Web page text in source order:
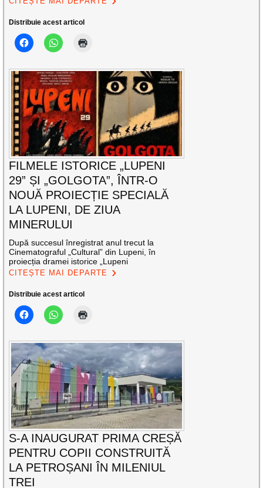
Distribuie acest articol
FILMELE ISTORICE „LUPENI
29” ȘI „GOLGOTA”, ÎNTR-O
NOUĂ PROIECȚIE SPECIALĂ
LA LUPENI, DE ZIUA
MINERULUI
După succesul înregistrat anul trecut la
Cinematograful „Cultural” din Lupeni, în
proiecția dramei istorice „Lupeni
CITEȘTE MAI DEPARTE
Distribuie acest articol
S-A INAUGURAT PRIMA CREȘĂ
PENTRU COPII CONSTRUITĂ
LA PETROȘANI ÎN MILENIUL
TREI